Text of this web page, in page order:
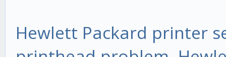
Hewlett Packard printer